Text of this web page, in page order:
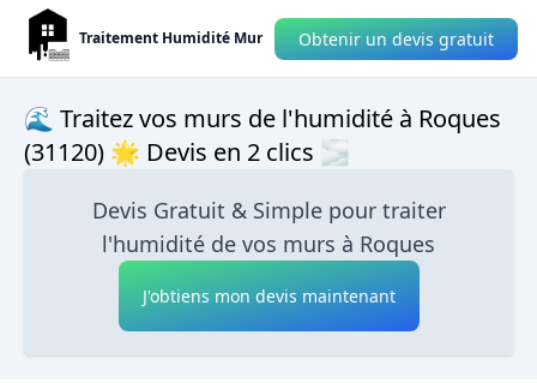
Traitement Humidité Mur Obtenir un devis gratuit
🌊 Traitez vos murs de l'humidité à Roques
(31120) 🌟 Devis en 2 clics 🌫
Devis Gratuit & Simple pour traiter
l'humidité de vos murs à Roques
J'obtiens mon devis maintenant